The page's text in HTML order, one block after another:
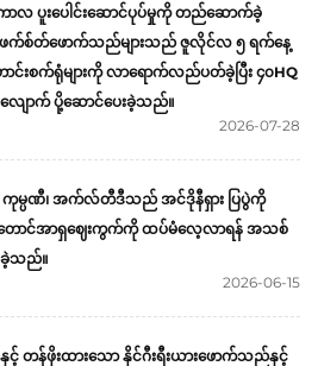
Bed
ကာလ ပူးပေါင်းဆောင်ပုပ်မှုကို တည်ဆောက်ခဲ့
းဖက်စ်တ်ဖောက်သည်များသည် ဇူလိုင်လ ၅ ရက်နေ့
စက်ရုံများကို လာရောက်လည်ပတ်ခဲ့ပြီး ၄၀HQ
ောက် ပို့ဆောင်ပေးခဲ့သည်။
2026-07-28
း ကုမ္ပဏီ၊ အက်လ်တီဒီသည် အင်ဒိုနီရှား ပြပွဲကို
ရှေ့တောင်အာရှဈေးကွက်ကို ထပ်မံလေ့လာရန် အသစ်
ခဲ့သည်။
2026-06-15
တန်ဖိုးထားသော နိုင်ဂီးရီးယားဖောက်သည်နှင့်